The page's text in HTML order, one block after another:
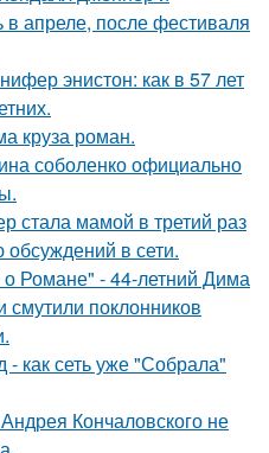
апреле, после фестиваля
энистон: как в 57 лет
круза роман.
соболенко официально
стала мамой в третий раз
в сети.
Романе" - 44-летний Дима
смутили поклонников
- как сеть уже "Собрала"
Кончаловского не